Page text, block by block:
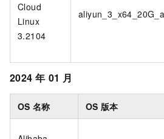
Cloud
Linux
3.2104
2024 年 01 月
OS 名称 OS 版本